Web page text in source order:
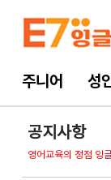
주니어 성
공지사항
영어교육의 정점 잉